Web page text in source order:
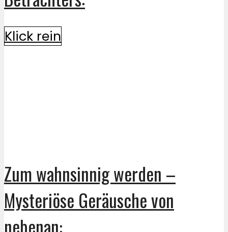
Klick rein
Zum wahnsinnig werden –
Mysteriöse Geräusche von
nebenan: